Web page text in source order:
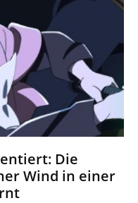
Die
Wind in einer